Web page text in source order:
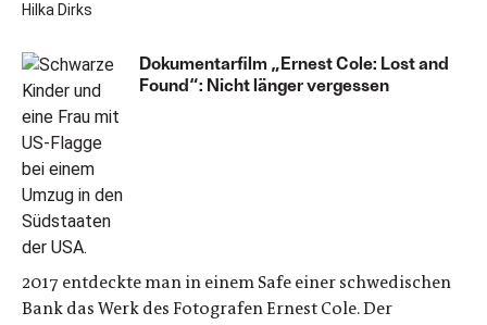
Hilka Dirks
Dokumentarfilm „Ernest Cole: Lost and
Found“: Nicht länger vergessen
2017 entdeckte man in einem Safe einer schwedischen
Bank das Werk des Fotografen Ernest Cole. Der